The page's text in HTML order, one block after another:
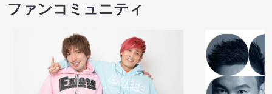
ファンコミュニティ